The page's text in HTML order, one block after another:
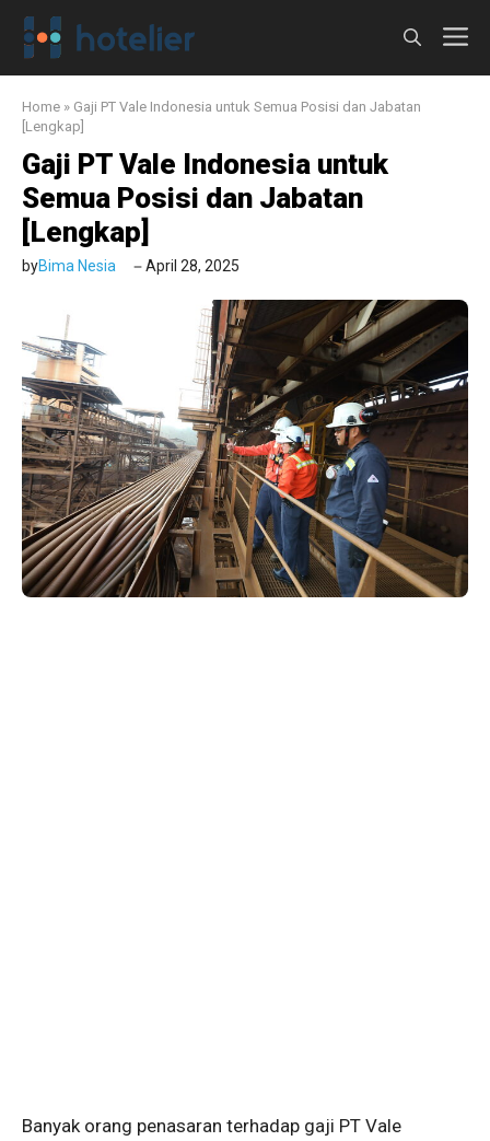
Langsung
Home » Gaji PT Vale Indonesia untuk Semua Posisi dan Jabatan
[Lengkap]
Gaji PT Vale Indonesia untuk
Semua Posisi dan Jabatan
[Lengkap]
byBima Nesia April 28, 2025
Banyak orang penasaran terhadap gaji PT Vale